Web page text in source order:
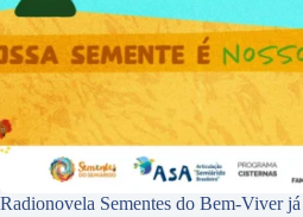
Radionovela Sementes do Bem-Viver já